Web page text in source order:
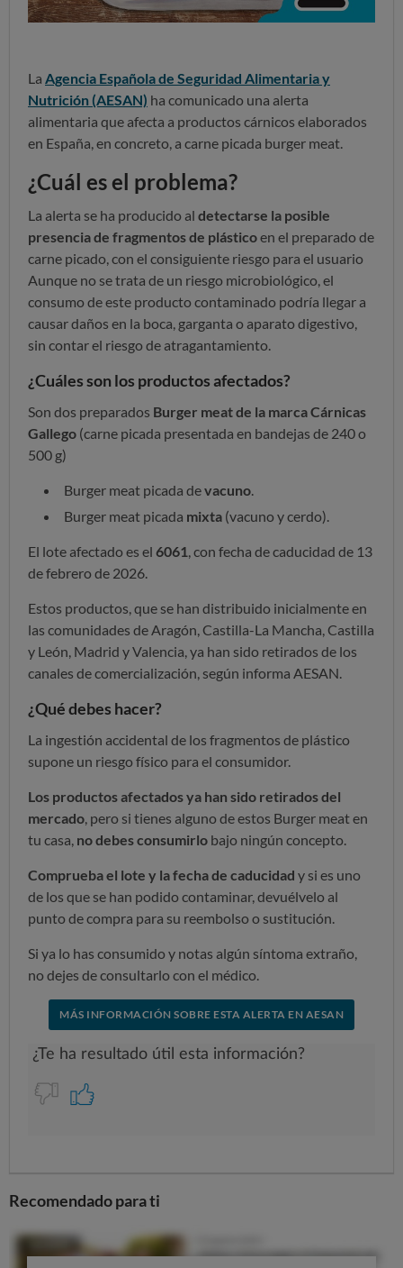
La Agencia Española de Seguridad Alimentaria y
Nutrición (AESAN) ha comunicado una alerta
alimentaria que afecta a productos cárnicos elaborados
en España, en concreto, a carne picada burger meat.
¿Cuál es el problema?
La alerta se ha producido al detectarse la posible
presencia de fragmentos de plásticoen el preparado de
carne picado, con el consiguiente riesgo para el usuario
Aunque no se trata de un riesgo microbiológico, el
consumo de este producto contaminado podría llegar a
causar daños en la boca, garganta o aparato digestivo,
sin contar el riesgo de atragantamiento.
¿Cuáles son los productos afectados?
Son dos preparados Burger meat de la marca Cárnicas
Gallego (carne picada presentada en bandejas de 240 o
500 g)
Burger meat picada devacuno
Burger meat picada mixta (vacuno y cerdo).
El lote afectado es el 6061 , con fecha de caducidad de 13
de febrero de 2026.
Estos productos, que se han distribuido inicialmente en
las comunidades de Aragón, Castilla-La Mancha, Castilla
y León, Madrid y Valencia, ya han sido retirados de los
canales de comercialización, según informa AESAN.
¿Qué debes hacer?
La ingestión accidental de los fragmentos de plástico
supone un riesgo físico para el consumidor.
Los productos afectados ya han sido retirados del
mercado , pero si tienes alguno de estos Burger meat en
tu casa, no debes consumirlo bajo ningún concepto.
Comprueba el lote y la fecha de caducidad y si es uno
de los que se han podido contaminar, devuélvelo al
punto de compra para su reembolso o sustitución.
Si ya lo has consumido y notas algún síntoma extraño,
no dejes de consultarlo con el médico.
MÁS INFORMACIÓN SOBRE ESTA ALERTA EN AESAN
Recomendado para ti